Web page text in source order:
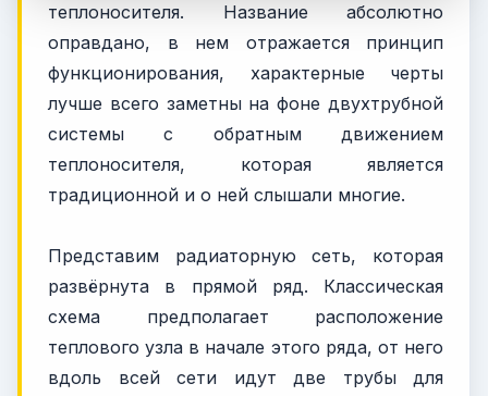
теплоносителя. Название абсолютно
оправдано, в нем отражается принцип
функционирования, характерные черты
лучше всего заметны на фоне двухтрубной
системы с обратным движением
теплоносителя, которая является
традиционной и о ней слышали многие.
Представим радиаторную сеть, которая
развёрнута в прямой ряд. Классическая
схема предполагает расположение
теплового узла в начале этого ряда, от него
вдоль всей сети идут две трубы для